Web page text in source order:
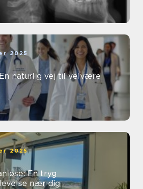
2025
naturlig vej til velvære
2025
En tryg
nær dig